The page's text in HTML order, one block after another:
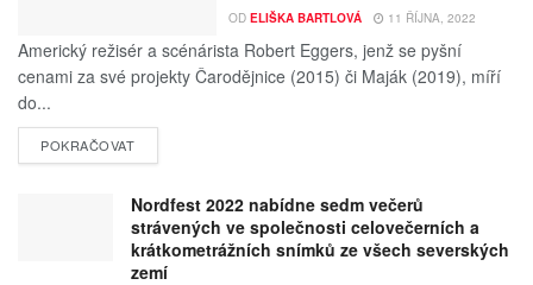
OD ELIŠKA BARTLOVÁ 11 ŘÍJNA, 2022
Americký režisér a scénárista Robert Eggers, jenž se pyšní
cenami za své projekty Čarodějnice (2015) či Maják (2019), míří
do...
POKRAČOVAT
Nordfest 2022 nabídne sedm večerů
strávených ve společnosti celovečerních a
krátkometrážních snímků ze všech severských
zemí